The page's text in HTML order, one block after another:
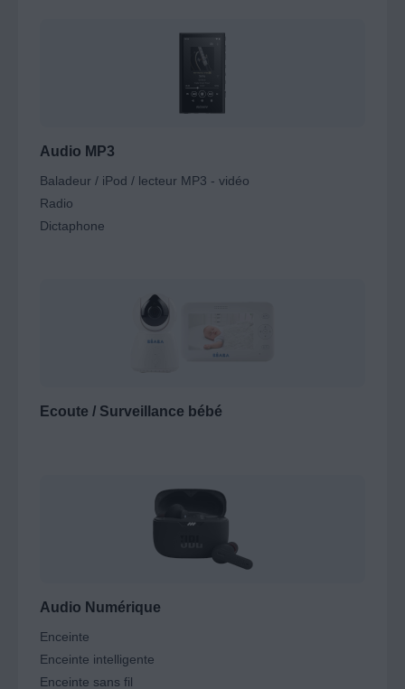
Audio MP3
Baladeur / iPod / lecteur MP3 - vidéo
Radio
Dictaphone
Ecoute / Surveillance bébé
Audio Numérique
Enceinte
Enceinte intelligente
Enceinte sans fil